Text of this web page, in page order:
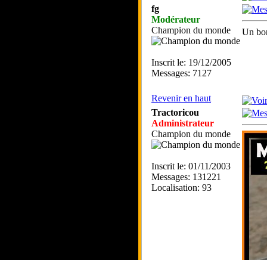
fg
Modérateur
Champion du monde
Inscrit le: 19/12/2005
Messages: 7127
Un
Revenir en haut
Tractoricou
Administrateur
Champion du monde
Inscrit le: 01/11/2003
Messages: 131221
Localisation: 93